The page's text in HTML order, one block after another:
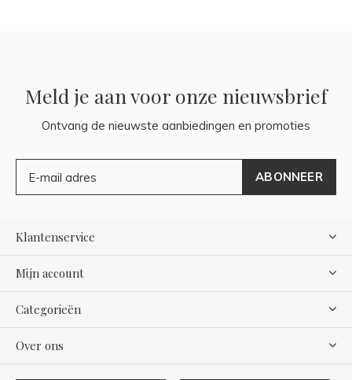
Meld je aan voor onze nieuwsbrief
Ontvang de nieuwste aanbiedingen en promoties
ABONNEER
Klantenservice
Mijn account
Categorieën
Over ons